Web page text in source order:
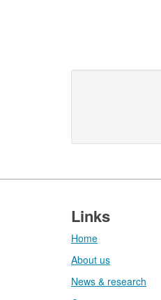
Links
Home
About us
News & research